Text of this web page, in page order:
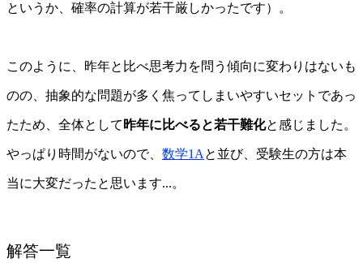
というか、確率の計算が若干厳しかったです）。
このように、昨年と比べ思考力を問う傾向に変わりはないも
のの、抽象的な問題が多く焦ってしまいやすいセットであっ
たため、全体として昨年に比べると若干難化と感じました。
やっぱり時間がないので、 数学1Aと並び、受験生の方は本
当に大変だったと思います...。
解答一覧